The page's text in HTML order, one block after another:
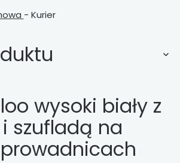
- Kurier
wysoki biały z
szufladą na